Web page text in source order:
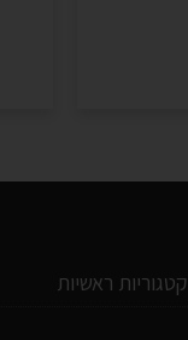
קטגוריות ראשיות